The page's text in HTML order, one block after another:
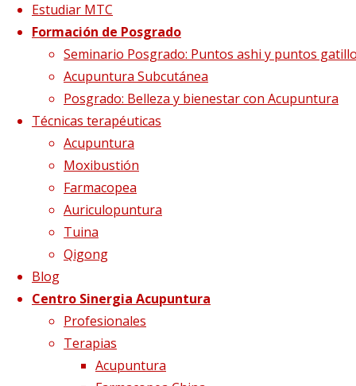
Estudiar MTC
Formación de Posgrado
Seminario Posgrado: Puntos ashi y puntos
Acupuntura Subcutánea
Posgrado: Belleza y bienestar con Acupuntura
Técnicas terapéuticas
Acupuntura
Moxibustión
Farmacopea
Auriculopuntura
Tuina
Qigong
Blog
Centro Sinergia Acupuntura
Profesionales
Terapias
Acupuntura
Etiqueta:infertilidad
El útero, el «Palacio del
feto»